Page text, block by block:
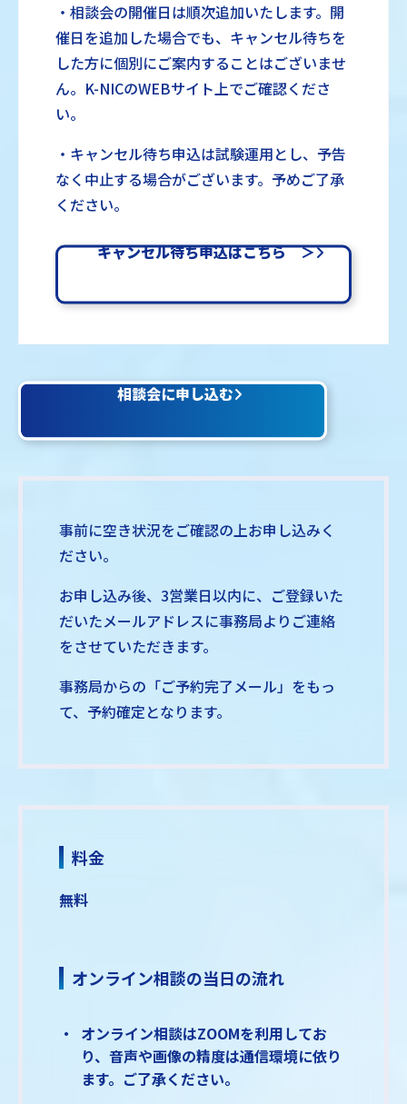
・相談会の開催日は順次追加いたします。開
催日を追加した場合でも、キャンセル待ちを
した方に個別にご案内することはございませ
ん。K-NICのWEBサイト上でご確認くださ
い。
・キャンセル待ち申込は試験運用とし、予告
なく中止する場合がございます。予めご了承
ください。
キャンセル待ち申込はこちら ＞
相談会に申し込む
事前に空き状況をご確認の上お申し込みく
ださい。
お申し込み後、3営業日以内に、ご登録いた
だいたメールアドレスに事務局よりご連絡
をさせていただきます。
事務局からの「ご予約完了メール」をもっ
て、予約確定となります。
料金
無料
オンライン相談の当日の流れ
オンライン相談はZOOMを利用してお
り、音声や画像の精度は通信環境に依り
ます。ご了承ください。